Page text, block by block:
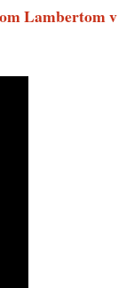
Lambertom v